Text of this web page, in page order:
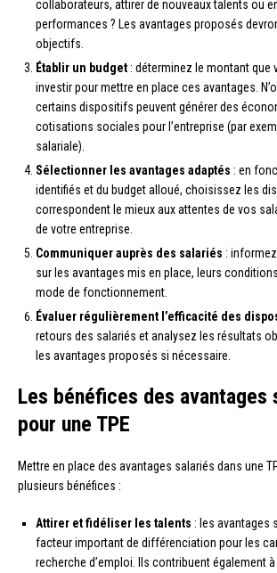
collaborateurs, attirer de nouveaux talents ou
performances ? Les avantages proposés
objectifs.
Établir un budget : déterminez le montant que
investir pour mettre en place ces avantages.
certains dispositifs peuvent générer des
cotisations sociales pour l’entreprise (par
salariale).
Sélectionner les avantages adaptés : en
identifiés et du budget alloué, choisissez les
correspondent le mieux aux attentes de vos
de votre entreprise.
Communiquer auprès des salariés :
sur les avantages mis en place, leurs
mode de fonctionnement.
Évaluer régulièrement l’efficacité des
retours des salariés et analysez les résultats
les avantages proposés si nécessaire.
Les bénéfices des avantages
pour une TPE
Mettre en place des avantages salariés dans une
plusieurs bénéfices :
Attirer et fidéliser les talents : les avantages
facteur important de différenciation pour les
recherche d’emploi. Ils contribuent également